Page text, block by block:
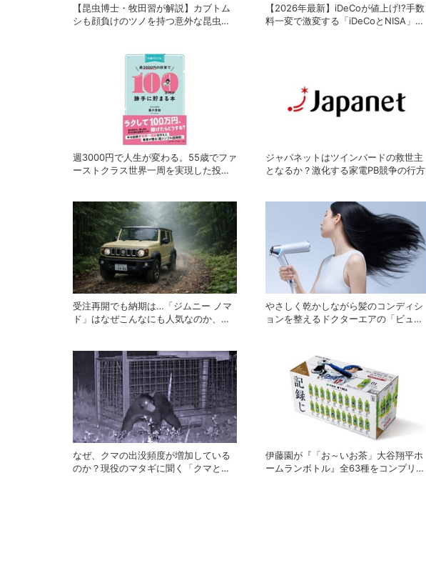
【昆虫博士・牧田習が解説】カブトム
シも顔負けのツノを持つ意外な昆虫た
【2026年最新】iDeCoが値上げ!?手数
料一変で激変する「iDeCoとNISA」の
週3000円で人生が変わる。55歳でファ
ーストクラス世界一周を実現した投資
ジャパネットはツインバードの救世主
となるか？激化する家電PB競争の行方
受注再開でも納期は…「ジムニー ノマ
ド」はなぜこんなにも人気なのか、そ
やさしく乾かしながら髪のコンディシ
ョンを整えるドクターエアの「ビュオ
なぜ、クマの出没頻度が増加している
のか？現役のマタギに聞く「クマと人
伊藤園が『「お～いお茶」大谷翔平ホ
ームランボトル』全63種をコンプリー